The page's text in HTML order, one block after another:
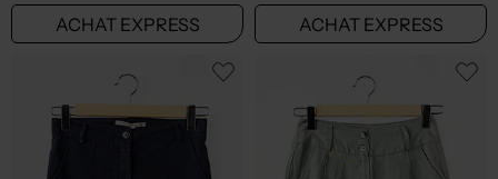
ACHAT EXPRESS ACHAT EXPRESS